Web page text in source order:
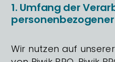
1. Umfang der
Wir nutzen auf